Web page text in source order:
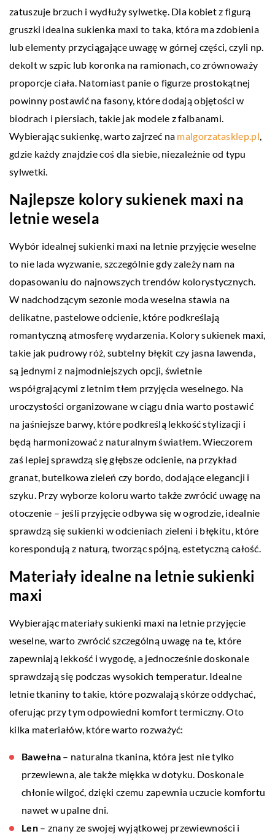
zatuszuje brzuch i wydłuży sylwetkę. Dla kobiet z figurą
gruszki idealna sukienka maxi to taka, która ma zdobienia
lub elementy przyciągające uwagę w górnej części, czyli np.
dekolt w szpic lub koronka na ramionach, co zrównoważy
proporcje ciała. Natomiast panie o figurze prostokątnej
powinny postawić na fasony, które dodają objętości w
biodrach i piersiach, takie jak modele z falbanami.
Wybierając sukienkę, warto zajrzeć na malgorzatasklep.pl,
gdzie każdy znajdzie coś dla siebie, niezależnie od typu
sylwetki.
Najlepsze kolory sukienek maxi na
letnie wesela
Wybór idealnej sukienki maxi na letnie przyjęcie weselne
to nie lada wyzwanie, szczególnie gdy zależy nam na
dopasowaniu do najnowszych trendów kolorystycznych.
W nadchodzącym sezonie moda weselna stawia na
delikatne, pastelowe odcienie, które podkreślają
romantyczną atmosferę wydarzenia. Kolory sukienek maxi,
takie jak pudrowy róż, subtelny błękit czy jasna lawenda,
są jednymi z najmodniejszych opcji, świetnie
współgrającymi z letnim tłem przyjęcia weselnego. Na
uroczystości organizowane w ciągu dnia warto postawić
na jaśniejsze barwy, które podkreślą lekkość stylizacji i
będą harmonizować z naturalnym światłem. Wieczorem
zaś lepiej sprawdzą się głębsze odcienie, na przykład
granat, butelkowa zieleń czy bordo, dodające elegancji i
szyku. Przy wyborze koloru warto także zwrócić uwagę na
otoczenie – jeśli przyjęcie odbywa się w ogrodzie, idealnie
sprawdzą się sukienki w odcieniach zieleni i błękitu, które
korespondują z naturą, tworząc spójną, estetyczną całość.
Materiały idealne na letnie sukienki
maxi
Wybierając materiały sukienki maxi na letnie przyjęcie
weselne, warto zwrócić szczególną uwagę na te, które
zapewniają lekkość i wygodę, a jednocześnie doskonale
sprawdzają się podczas wysokich temperatur. Idealne
letnie tkaniny to takie, które pozwalają skórze oddychać,
oferując przy tym odpowiedni komfort termiczny. Oto
kilka materiałów, które warto rozważyć:
Bawełna – naturalna tkanina, która jest nie tylko
przewiewna, ale także miękka w dotyku. Doskonale
chłonie wilgoć, dzięki czemu zapewnia uczucie komfortu
nawet w upalne dni.
Len– znany ze swojej wyjątkowej przewiewności i